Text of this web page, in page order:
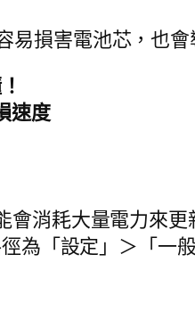
損害電池芯，也
速度
消耗大量電力來
為「設定」＞「一